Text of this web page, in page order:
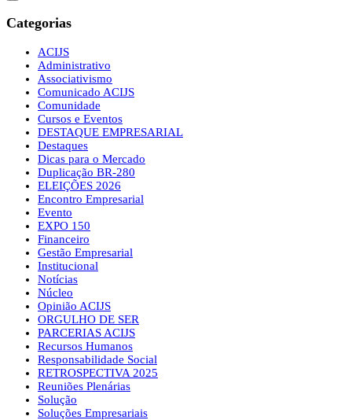
Categorias
ACIJS
Administrativo
Associativismo
Comunicado ACIJS
Comunidade
Cursos e Eventos
DESTAQUE EMPRESARIAL
Destaques
Dicas para o Mercado
Duplicação BR-280
ELEIÇÕES 2026
Encontro Empresarial
Evento
EXPO 150
Financeiro
Gestão Empresarial
Institucional
Notícias
Núcleo
Opinião ACIJS
ORGULHO DE SER
PARCERIAS ACIJS
Recursos Humanos
Responsabilidade Social
RETROSPECTIVA 2025
Reuniões Plenárias
Solução
Soluções Empresariais